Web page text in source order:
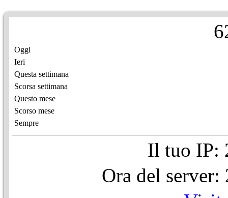
6
Oggi
Ieri
Questa settimana
Scorsa settimana
Questo mese
Scorso mese
Sempre
Il tuo IP:
Ora del